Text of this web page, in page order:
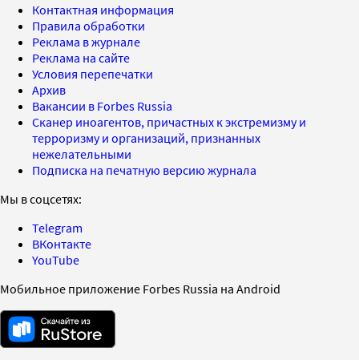
Контактная информация
Правила обработки
Реклама в журнале
Реклама на сайте
Условия перепечатки
Архив
Вакансии в Forbes Russia
Сканер иноагентов, причастных к экстремизму и
терроризму и организаций, признанных
нежелательными
Подписка на печатную версию журнала
Мы в соцсетях:
Telegram
ВКонтакте
YouTube
Мобильное приложение Forbes Russia на Android